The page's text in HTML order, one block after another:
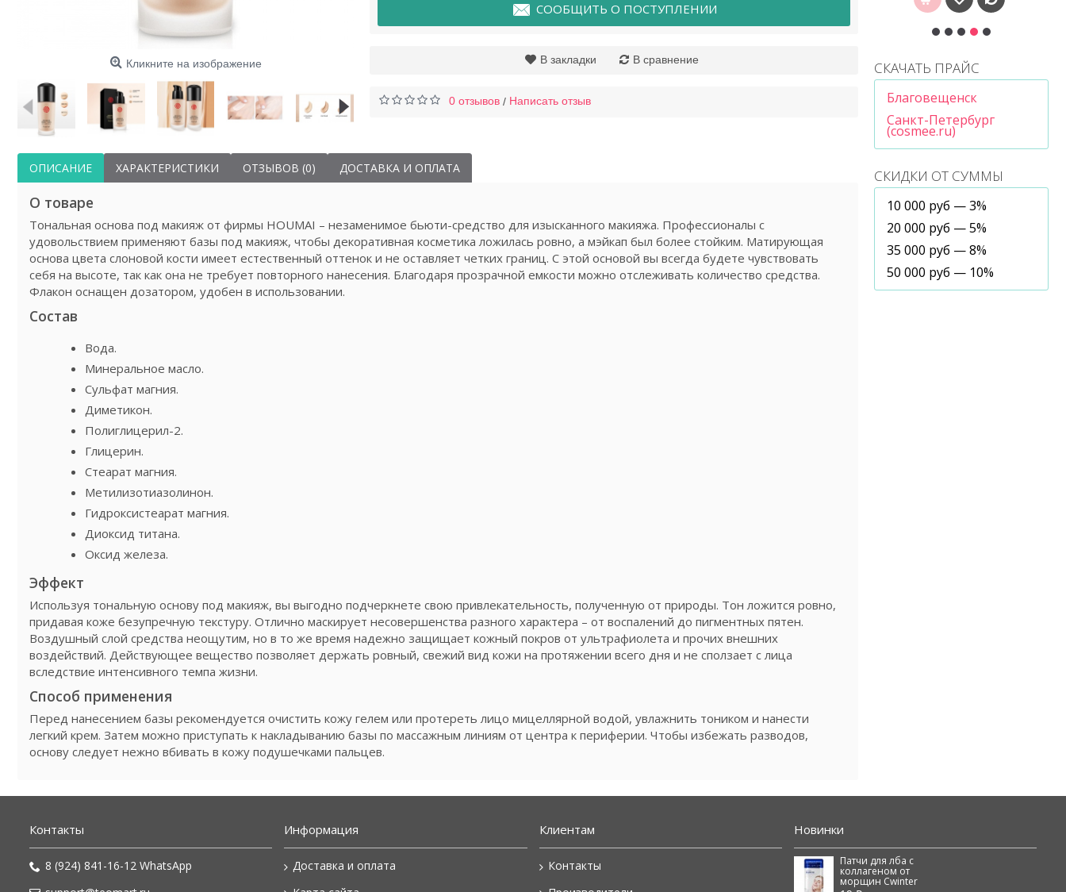
СКАЧАТЬ ПРАЙС
Благовещенск
Санкт-Петербург
(cosmee.ru)
СКИДКИ ОТ СУММЫ
10 000 руб — 3%
20 000 руб — 5%
35 000 руб — 8%
50 000 руб — 10%
Кликните на изображение
СООБЩИТЬ О ПОСТУПЛЕНИИ
В закладки В сравнение
0 отзывов / Написать отзыв
ОПИСАНИЕ ХАРАКТЕРИСТИКИ ОТЗЫВОВ (0) ДОСТАВКА И ОПЛАТА
О товаре
Тональная основа под макияж от фирмы HOUMAI – незаменимое бьюти-средство для изысканного макияжа. Профессионалы с
удовольствием применяют базы под макияж, чтобы декоративная косметика ложилась ровно, а мэйкап был более стойким. Матирующая
основа цвета слоновой кости имеет естественный оттенок и не оставляет четких границ. С этой основой вы всегда будете чувствовать
себя на высоте, так как она не требует повторного нанесения. Благодаря прозрачной емкости можно отслеживать количество средства.
Флакон оснащен дозатором, удобен в использовании.
Состав
Вода.
Минеральное масло.
Сульфат магния.
Диметикон.
Полиглицерил-2.
Глицерин.
Стеарат магния.
Метилизотиазолинон.
Гидроксистеарат магния.
Диоксид титана.
Оксид железа.
Эффект
Используя тональную основу под макияж, вы выгодно подчеркнете свою привлекательность, полученную от природы. Тон ложится ровно,
придавая коже безупречную текстуру. Отлично маскирует несовершенства разного характера – от воспалений до пигментных пятен.
Воздушный слой средства неощутим, но в то же время надежно защищает кожный покров от ультрафиолета и прочих внешних
воздействий. Действующее вещество позволяет держать ровный, свежий вид кожи на протяжении всего дня и не сползает с лица
вследствие интенсивного темпа жизни.
Способ применения
Перед нанесением базы рекомендуется очистить кожу гелем или протереть лицо мицеллярной водой, увлажнить тоником и нанести
легкий крем. Затем можно приступать к накладыванию базы по массажным линиям от центра к периферии. Чтобы избежать разводов,
основу следует нежно вбивать в кожу подушечками пальцев.
Контакты
8 (924) 841-16-12 WhatsApp
Информация
Доставка и оплата
Клиентам
Контакты
Новинки
Патчи для лба с
коллагеном от
морщин Cwinter